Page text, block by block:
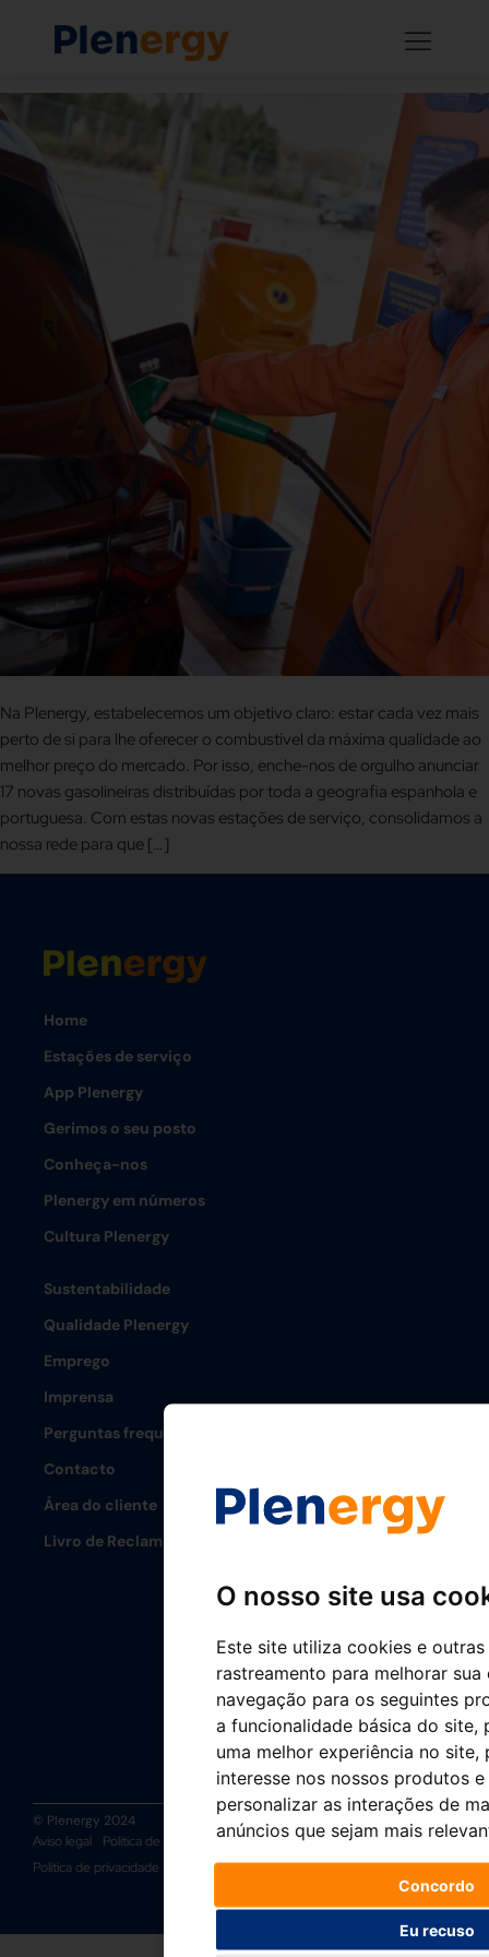
O nosso site usa
Este site utiliza cookies e
rastreamento para melhorar sua
navegação para os seguintes
a funcionalidade básica do site,
uma melhor experiência no site,
interesse nos nossos produtos
personalizar as interações de
anúncios que sejam mais
Concordo
Eu recuso
A Plenergy estreia 17 novas gasolineiras no
mês de junho
Na Plenergy, estabelecemos um objetivo claro: estar cada vez mais
perto de si para lhe oferecer o combustível da máxima qualidade ao
melhor preço do mercado. Por isso, enche-nos de orgulho anunciar
17 novas gasolineiras distribuídas por toda a geografia espanhola e
portuguesa. Com estas novas estações de serviço, consolidamos a
nossa rede para que […]
Home
Estações de serviço
App Plenergy
Gerimos o seu posto
Conheça-nos
Plenergy em números
Cultura Plenergy
Sustentabilidade
Qualidade Plenergy
Emprego
Imprensa
Perguntas frequentes
Contacto
Área do cliente
Livro de Reclamações
© Plenergy 2024
Aviso legal
Política de cookies
Política de gestão integrada
Política de privacidade
Canal Ético